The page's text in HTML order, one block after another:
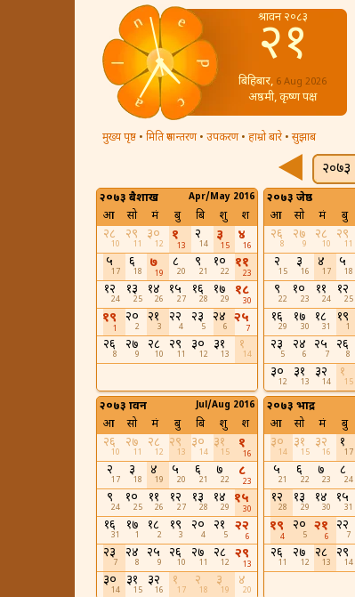
श्रावन २०८३
२१
बिहिबार, 6 Aug 2026
अष्ठमी, कृष्ण पक्ष
मुख्य पृष्ठ • मिति रुपान्तरण• उपकरण• हाम्रो बारे •सुझाब
२०७३
२०७३ बैशाख Apr/May 2016
आ सो मं बु बि शु श
२८
10
२९
11
३०
12
१
13
२
14
३
15
४
16
५
17
६
18
७
19
८
20
९
21
१०
22
११
23
१२
24
१३
25
१४
26
१५
27
१६
28
१७
29
१८
30
१९
1
२०
2
२१
3
२२
4
२३
5
२४
6
२५
7
२६
8
२७
9
२८
10
२९
11
३०
12
३१
13
१
14
२०७३ जेष्ठ
आ सो मं बु
२६
8
२७
9
२८
10
२९
11
२
15
३
16
४
17
५
18
९
22
१०
23
११
24
१२
25
१६
29
१७
30
१८
31
१९
1
२३
5
२४
6
२५
7
२६
8
३०
12
३१
13
३२
14
१
15
२०७३ श्रावन Jul/Aug 2016
आ सो मं बु बि शु श
२६
10
२७
11
२८
12
२९
13
३०
14
३१
15
१
16
२
17
३
18
४
19
५
20
६
21
७
22
८
23
९
24
१०
25
११
26
१२
27
१३
28
१४
29
१५
30
१६
31
१७
1
१८
2
१९
3
२०
4
२१
5
२२
6
२३
7
२४
8
२५
9
२६
10
२७
11
२८
12
२९
13
३०
14
३१
15
३२
16
१
17
२
18
३
19
४
20
२०७३ भाद्र
आ सो मं बु
३०
14
३१
15
३२
16
१
17
५
21
६
22
७
23
८
24
१२
28
१३
29
१४
30
१५
31
१९
4
२०
5
२१
6
२२
7
२६
11
२७
12
२८
13
२९
14